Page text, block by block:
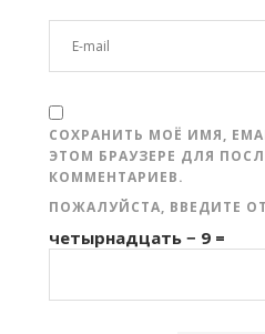
СОХРАНИТЬ МОЁ ИМЯ,
ЭТОМ БРАУЗЕРЕ ДЛЯ
КОММЕНТАРИЕВ.
ПОЖАЛУЙСТА, ВВЕДИТЕ
четырнадцать − 9 =